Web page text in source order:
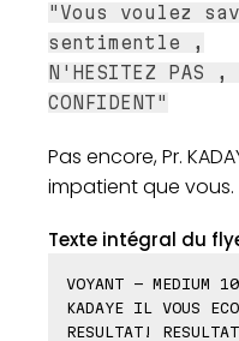
"Vous voulez
sentimentle ,
N'HESITEZ PAS ,
CONFIDENT"
Pas encore, Pr.
impatient que vous.
Texte intégral du
VOYANT - MEDIUM
KADAYE IL VOUS
RESULTAT!